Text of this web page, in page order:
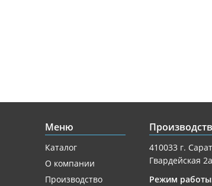
Меню
Каталог
О компании
Производство
410033 г.
Гвардейская 2а
Режим